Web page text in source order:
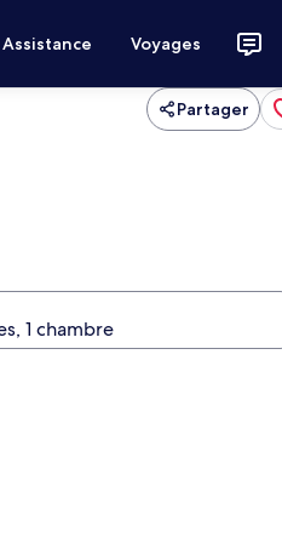
Assistance Voyages
Partager